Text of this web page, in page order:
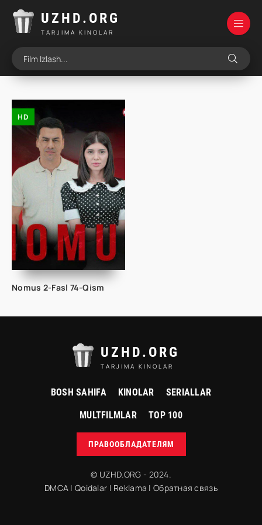
UZHD.ORG
TARJIMA KINOLAR
HD
Nomus 2-Fasl 74-Qism
UZHD.ORG
TARJIMA KINOLAR
BOSH SAHIFA KINOLAR SERIALLAR
MULTFILMLAR TOP 100
ПРАВООБЛАДАТЕЛЯМ
© UZHD.ORG - 2024.
DMCA |Qoidalar | Reklama | Обратная связь